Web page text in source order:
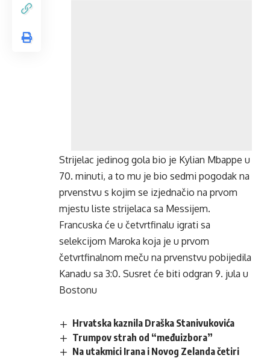
Strijelac jedinog gola bio je Kylian Mbappe u
70. minuti, a to mu je bio sedmi pogodak na
prvenstvu s kojim se izjednačio na prvom
mjestu liste strijelaca sa Messijem.
Francuska će u četvrtfinalu igrati sa
selekcijom Maroka koja je u prvom
četvrtfinalnom meču na prvenstvu pobijedila
Kanadu sa 3:0. Susret će biti odgran 9. jula u
Bostonu
Hrvatska kaznila Draška Stanivukovića
Trumpov strah od “međuizbora”
Na utakmici Irana i Novog Zelanda četiri